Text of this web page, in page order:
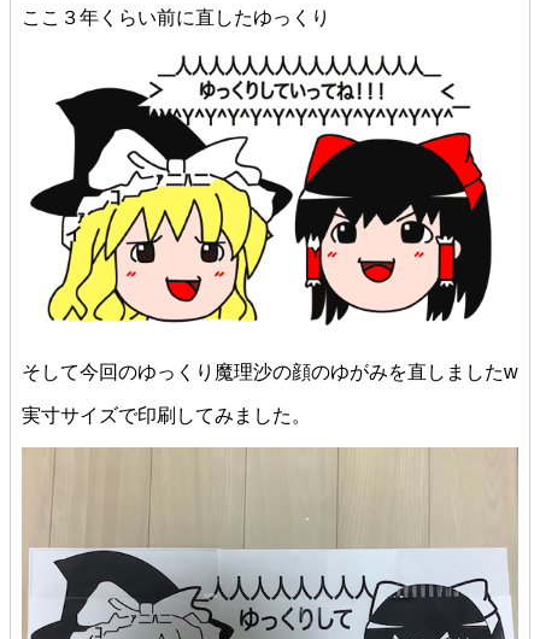
ここ３年くらい前に直したゆっくり
そして今回のゆっくり魔理沙の顔のゆがみを直しましたw
実寸サイズで印刷してみました。